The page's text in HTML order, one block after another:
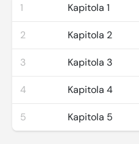
1 Kapitola 1
2 Kapitola 2
3 Kapitola 3
4 Kapitola 4
5 Kapitola 5